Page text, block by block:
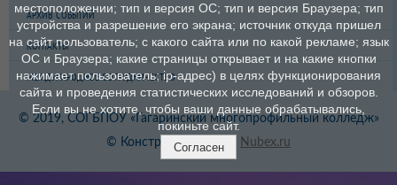
АРХИВ СОБЫТИЙ
КОНТАКТЫ
МЕЖДУНАРОДНОЕ СОТРУДНИЧЕСТВО
© 2019, СОГБПОУ «Гагаринский многопрофильный колледж»
© Конструктор сайтов
Nubex.ru
местоположении; тип и версия ОС; тип и версия Браузера; тип
устройства и разрешение его экрана; источник откуда пришел
на сайт пользователь; с какого сайта или по какой рекламе; язык
ОС и Браузера; какие страницы открывает и на какие кнопки
нажимает пользователь; ip-адрес) в целях функционирования
сайта и проведения статистических исследований и обзоров.
Если вы не хотите, чтобы ваши данные обрабатывались,
покиньте сайт.
Согласен